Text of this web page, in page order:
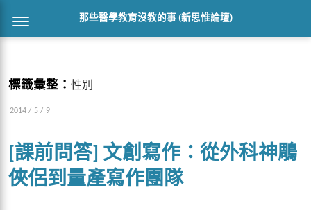
那些醫學教育沒教的事 (新思惟論壇)
標籤彙整： 性別
2014 / 5 / 9
[課前問答] 文創寫作：從外科神鵰
俠侶到量產寫作團隊